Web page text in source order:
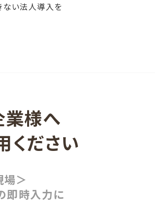
ない法人導入を
様へ
ください
場＞
即時入力に